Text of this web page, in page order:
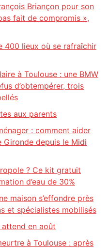
Briançon pour son
fait de compromis »,
400 lieux où se rafraîchir
à Toulouse : une BMW
d’obtempérer, trois
aux parents
: comment aider
Gironde depuis le Midi
? Ce kit gratuit
d’eau de 30%
maison s’effondre près
et spécialistes mobilisés
en août
à Toulouse : après